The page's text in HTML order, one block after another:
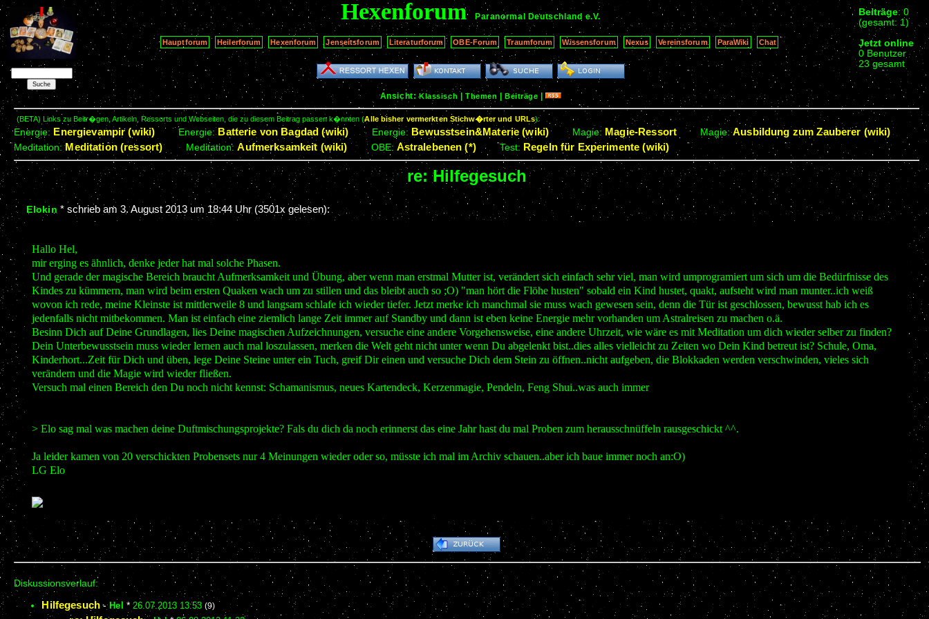
Beiträge: 0
(gesamt: 1)
Jetzt online
0 Benutzer
23 gesamt
Hexenforum Paranormal Deutschland e.V.
Hauptforum Heilerforum Hexenforum Jenseitsforum Literaturforum OBE-Forum Traumforum Wissensforum Nexus Vereinsforum ParaWiki Chat
Ansicht:Klassisch Themen |Beiträge |
(BETA) Links zu Beitr�gen, Artikeln, Ressorts und Webseiten, die zu diesem Beitrag passen k�nnten (Alle bisher vermerkten Stichw�rter und URLs):
Energie: Energievampir (wiki) Energie: Batterie von Bagdad (wiki) Energie: Bewusstsein&Materie (wiki) Magie: Magie-Ressort Magie:Ausbildung zum Zauberer (wiki)
Meditation:Meditation (ressort) Meditation:Aufmerksamkeit (wiki) OBE: Astralebenen (*) Test: Regeln für Experimente (wiki)
re: Hilfegesuch
Elokin *schrieb am3. August 2013 um 18:44 Uhr (3501x gelesen):
Hallo Hel,
mir erging es ähnlich, denke jeder hat mal solche Phasen.
Und gerade der magische Bereich braucht Aufmerksamkeit und Übung, aber wenn man erstmal Mutter ist, verändert sich einfach sehr viel, man wird umprogramiert um sich um die Bedürfnisse des
Kindes zu kümmern, man wird beim ersten Quaken wach um zu stillen und das bleibt auch so ;O) "man hört die Flöhe husten" sobald ein Kind hustet, quakt, aufsteht wird man munter..ich weiß
wovon ich rede, meine Kleinste ist mittlerweile 8 und langsam schlafe ich wieder tiefer. Jetzt merke ich manchmal sie muss wach gewesen sein, denn die Tür ist geschlossen, bewusst hab ich es
jedenfalls nicht mitbekommen. Man ist einfach eine ziemlich lange Zeit immer auf Standby und dann ist eben keine Energie mehr vorhanden um Astralreisen zu machen o.ä.
Besinn Dich auf Deine Grundlagen, lies Deine magischen Aufzeichnungen, versuche eine andere Vorgehensweise, eine andere Uhrzeit, wie wäre es mit Meditation um dich wieder selber zu finden?
Dein Unterbewusstsein muss wieder lernen auch mal loszulassen, merken die Welt geht nicht unter wenn Du abgelenkt bist..dies alles vielleicht zu Zeiten wo Dein Kind betreut ist? Schule, Oma,
Kinderhort...Zeit für Dich und üben, lege Deine Steine unter ein Tuch, greif Dir einen und versuche Dich dem Stein zu öffnen..nicht aufgeben, die Blokkaden werden verschwinden, vieles sich
verändern und die Magie wird wieder fließen.
Versuch mal einen Bereich den Du noch nicht kennst: Schamanismus, neues Kartendeck, Kerzenmagie, Pendeln, Feng Shui..was auch immer
> Elo sag mal was machen deine Duftmischungsprojekte? Fals du dich da noch erinnerst das eine Jahr hast du mal Proben zum herausschnüffeln rausgeschickt ^^.
Ja leider kamen von 20 verschickten Probensets nur 4 Meinungen wieder oder so, müsste ich mal im Archiv schauen..aber ich baue immer noch an:O)
LG Elo
Diskussionsverlauf:
Hilfegesuch - Hel * 26.07.2013 13:53 (9)